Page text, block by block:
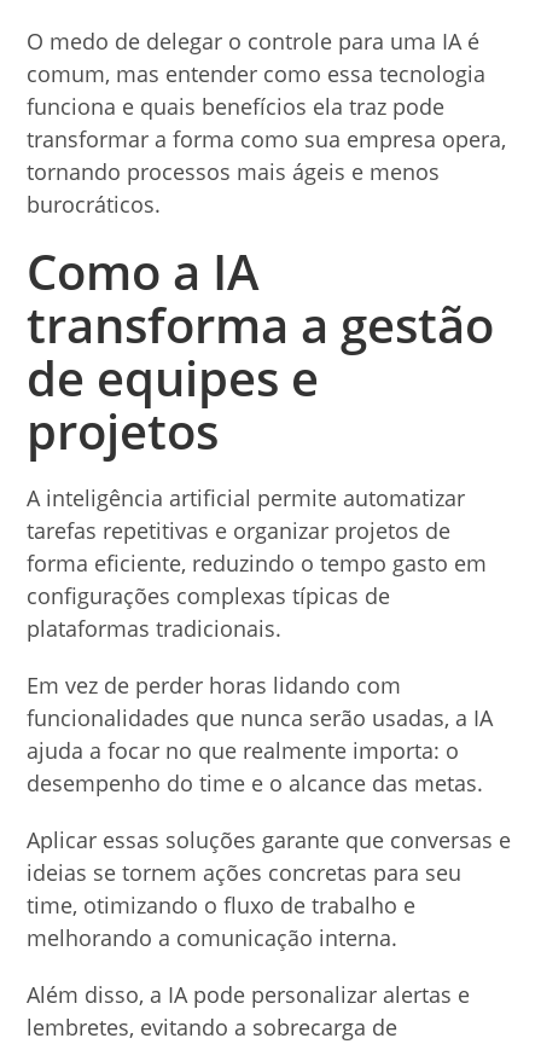
O medo de delegar o controle para uma IA é
comum, mas entender como essa tecnologia
funciona e quais benefícios ela traz pode
transformar a forma como sua empresa opera,
tornando processos mais ágeis e menos
burocráticos.
Como a IA
transforma a gestão
de equipes e
projetos
A inteligência artificial permite automatizar
tarefas repetitivas e organizar projetos de
forma eficiente, reduzindo o tempo gasto em
configurações complexas típicas de
plataformas tradicionais.
Em vez de perder horas lidando com
funcionalidades que nunca serão usadas, a IA
ajuda a focar no que realmente importa: o
desempenho do time e o alcance das metas.
Aplicar essas soluções garante que conversas e
ideias se tornem ações concretas para seu
time, otimizando o fluxo de trabalho e
melhorando a comunicação interna.
Além disso, a IA pode personalizar alertas e
lembretes, evitando a sobrecarga de